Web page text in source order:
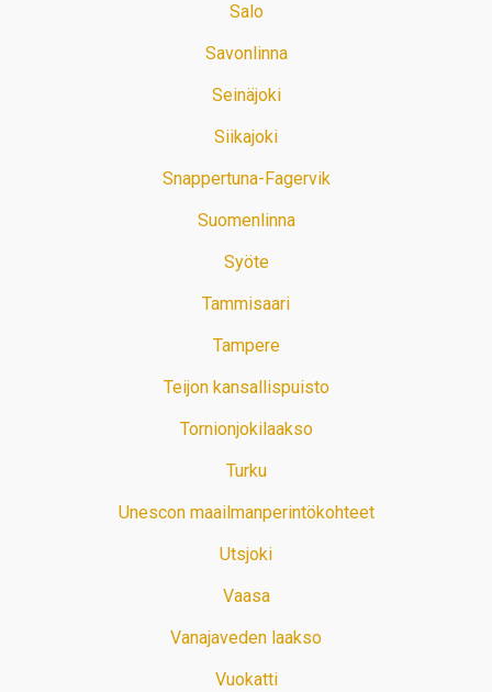
Salo
Savonlinna
Seinäjoki
Siikajoki
Snappertuna-Fagervik
Suomenlinna
Syöte
Tammisaari
Tampere
Teijon kansallispuisto
Tornionjokilaakso
Turku
Unescon maailmanperintökohteet
Utsjoki
Vaasa
Vanajaveden laakso
Vuokatti